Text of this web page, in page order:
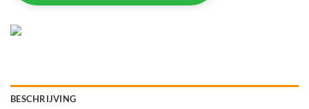
BESCHRIJVING